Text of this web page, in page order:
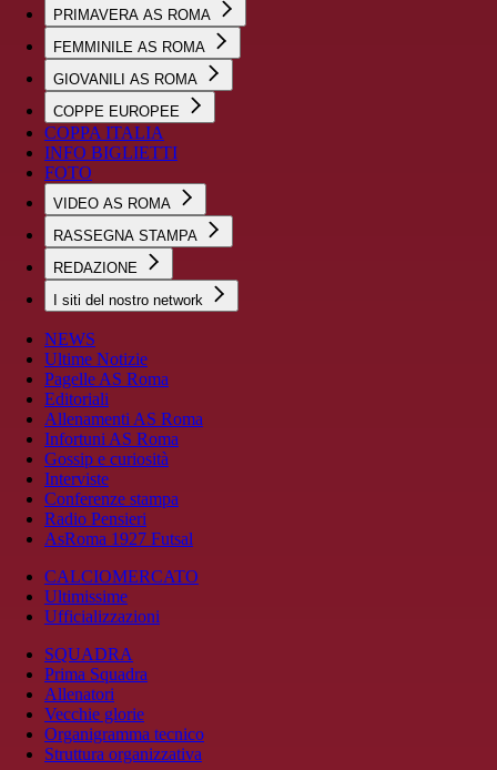
PRIMAVERA AS ROMA
FEMMINILE AS ROMA
GIOVANILI AS ROMA
COPPE EUROPEE
COPPA ITALIA
INFO BIGLIETTI
FOTO
VIDEO AS ROMA
RASSEGNA STAMPA
REDAZIONE
I siti del nostro network
NEWS
Ultime Notizie
Pagelle AS Roma
Editoriali
Allenamenti AS Roma
Infortuni AS Roma
Gossip e curiosità
Interviste
Conferenze stampa
Radio Pensieri
AsRoma 1927 Futsal
CALCIOMERCATO
Ultimissime
Ufficializzazioni
SQUADRA
Prima Squadra
Allenatori
Vecchie glorie
Organigramma tecnico
Struttura organizzativa